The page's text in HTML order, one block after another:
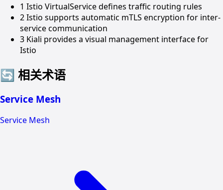
1 Istio VirtualService defines traffic routing rules
2Istio supports automatic mTLS encryption for inter-
service communication
3 Kiali provides a visual management interface for
Istio
🔄 相关术语
Service Mesh
Service Mesh